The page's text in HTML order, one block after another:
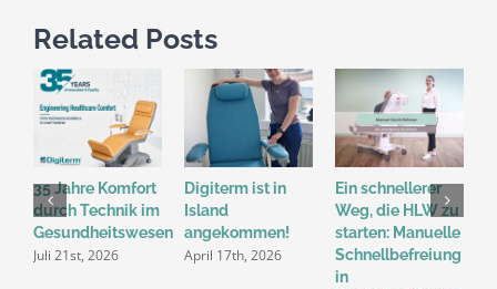
Related Posts
35 Jahre Komfort
durch Technik im
Gesundheitswesen
Juli 21st, 2026
Digiterm ist in
Island
angekommen!
April 17th, 2026
Ein schnellerer
Weg, die HLW zu
starten: Manuelle
Schnellbefreiung
in